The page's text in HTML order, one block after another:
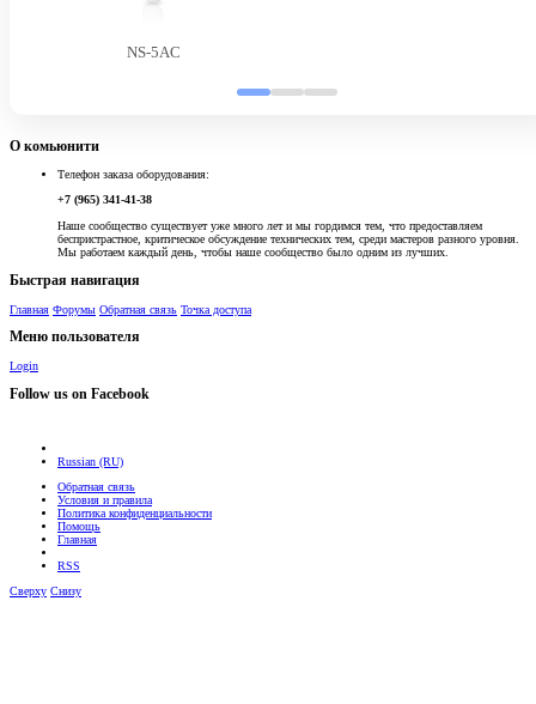
NS-5AC
О комьюнити
Телефон заказа оборудования:
+7 (965) 341-41-38
Наше сообщество существует уже много лет и мы гордимся тем, что предоставляем
беспристрастное, критическое обсуждение технических тем, среди мастеров разного уровня.
Мы работаем каждый день, чтобы наше сообщество было одним из лучших.
Быстрая навигация
Главная Форумы Обратная связь Точка доступа
Меню пользователя
Login
Follow us on Facebook
Russian (RU)
Обратная связь
Условия и правила
Политика конфиденциальности
Помощь
Главная
RSS
Сверху Снизу